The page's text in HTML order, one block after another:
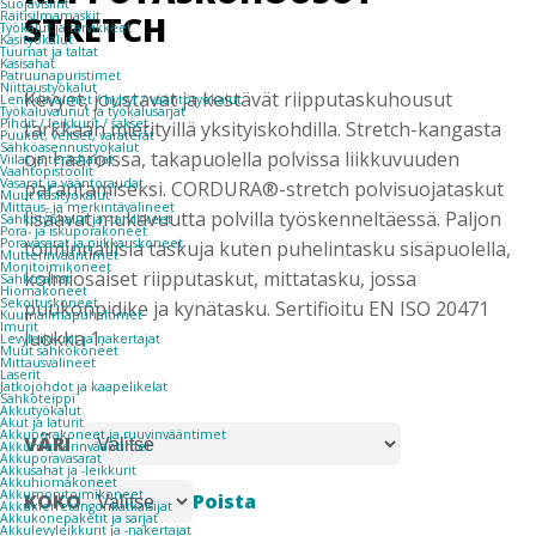
Suojavisiirit
Raitisilmamaskit
Työkalut ja tarvikkeet
Käsityökalut
Tuurnat ja taltat
Käsisahat
Patruunapuristimet
Niittaustyökalut
Lenkkiavaimet / hylsyt / vääntötyökalut
Työkaluvaunut ja työkalusarjat
Pihdit / leikkurit / sakset
Puukot, veitset, varaterät
Sähköasennustyökalut
Viilat ja teräsharjat
Vaahtopistoolit
Vasarat ja vääntöraudat
Muut käsityökalut
Mittaus- ja merkintävälineet
Sähkötyökalut ja -tarvikkeet
Pora- ja iskuporakoneet
Poravasarat ja piikkauskoneet
Mutterinvääntimet
Monitoimikoneet
Sähkösahat
Hiomakoneet
Sekoituskoneet
Kuumailmapuhaltimet
Imurit
Levyleikkurit ja nakertajat
Muut sähkökoneet
Mittausvälineet
Laserit
Jatkojohdot ja kaapelikelat
Sähköteippi
Akkutyökalut
Akut ja laturit
Akkuporakoneet ja ruuvinvääntimet
Akkumutterinvääntimet
Akkuporavasarat
Akkusahat ja -leikkurit
Akkuhiomakoneet
Akkumonitoimikoneet
Akkukierretangonkatkaisijat
Akkukonepaketit ja sarjat
Akkulevyleikkurit ja -nakertajat
STRETCH
Kevyet, joustavat ja kestävät riipputaskuhousut
tarkkaan mietityillä yksityiskohdilla. Stretch-kangasta
on haaroissa, takapuolella polvissa liikkuvuuden
parantamiseksi. CORDURA®-stretch polvisuojataskut
lisäävät mukavuutta polvilla työskenneltäessä. Paljon
toiminnallisia taskuja kuten puhelintasku sisäpuolella,
kolmiosaiset riipputaskut, mittatasku, jossa
puukonpidike ja kynätasku. Sertifioitu EN ISO 20471
luokka 1.
VÄRI
KOKO Poista